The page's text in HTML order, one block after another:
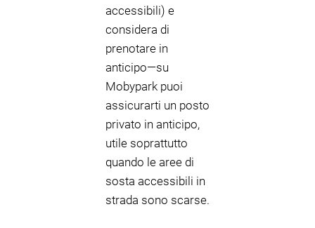
accessibili) e
considera di
prenotare in
anticipo—su
Mobypark puoi
assicurarti un posto
privato in anticipo,
utile soprattutto
quando le aree di
sosta accessibili in
strada sono scarse.